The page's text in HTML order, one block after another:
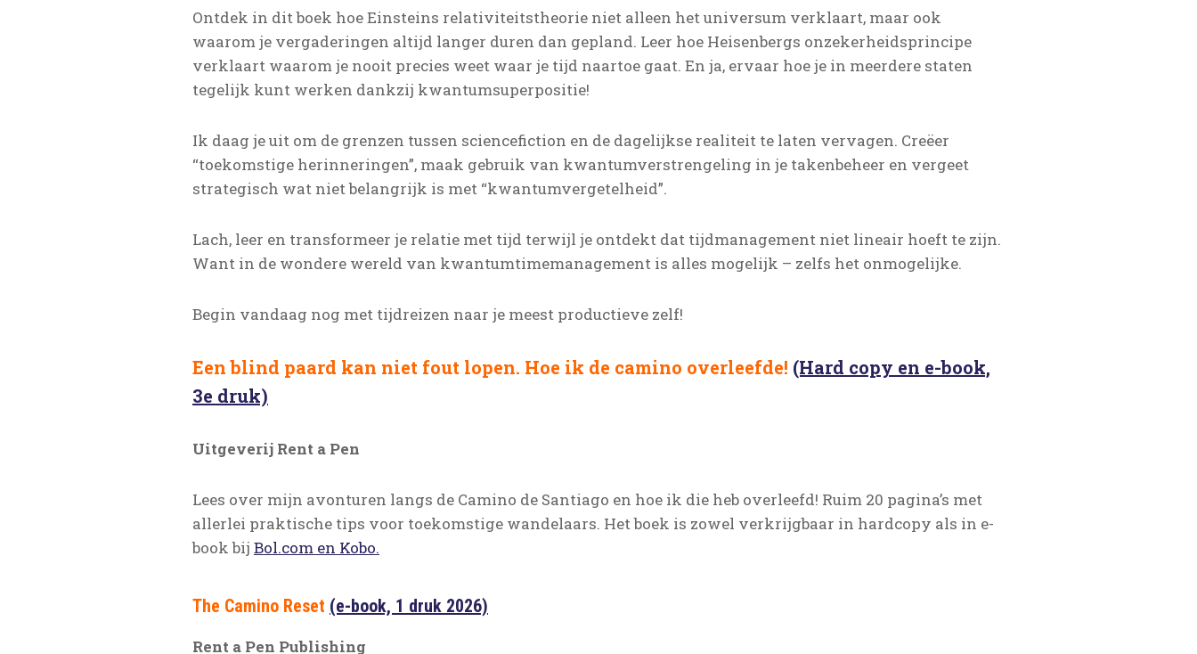
Ontdek in dit boek hoe Einsteins relativiteitstheorie niet alleen het universum verklaart, maar ook
waarom je vergaderingen altijd langer duren dan gepland. Leer hoe Heisenbergs onzekerheidsprincipe
verklaart waarom je nooit precies weet waar je tijd naartoe gaat. En ja, ervaar hoe je in meerdere staten
tegelijk kunt werken dankzij kwantumsuperpositie!
Ik daag je uit om de grenzen tussen sciencefiction en de dagelijkse realiteit te laten vervagen. Creëer
“toekomstige herinneringen”, maak gebruik van kwantumverstrengeling in je takenbeheer en vergeet
strategisch wat niet belangrijk is met “kwantumvergetelheid”.
Lach, leer en transformeer je relatie met tijd terwijl je ontdekt dat tijdmanagement niet lineair hoeft te zijn.
Want in de wondere wereld van kwantumtimemanagement is alles mogelijk – zelfs het onmogelijke.
Begin vandaag nog met tijdreizen naar je meest productieve zelf!
Een blind paard kan niet fout lopen. Hoe ik de camino overleefde! (Hard copy en e-book,
3e druk)
Uitgeverij Rent a Pen
Lees over mijn avonturen langs de Camino de Santiago en hoe ik die heb overleefd! Ruim 20 pagina’s met
allerlei praktische tips voor toekomstige wandelaars. Het boek is zowel verkrijgbaar in hardcopy als in e-
book bij Bol.com en Kobo.
The Camino Reset (e-book, 1 druk 2026)
Rent a Pen Publishing